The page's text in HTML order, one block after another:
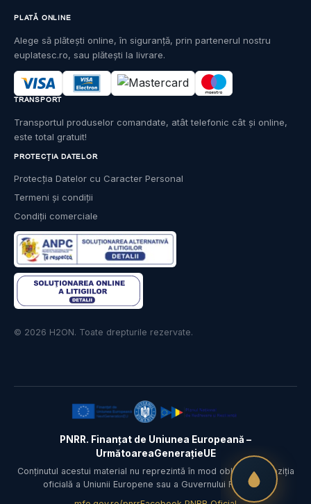
PROTECȚIA DATELOR
Protecția Datelor cu Caracter Personal
Termeni și condiții
Condiții comerciale
© 2026 H2ON. Toate drepturile rezervate.
PLATĂ ONLINE
Alege să plătești online, în siguranță, prin partenerul nostru
euplatesc.ro, sau plătești la livrare.
TRANSPORT
Transportul produselor comandate, atât telefonic cât și online,
este total gratuit!
PNRR. Finanțat de Uniunea Europeană –
UrmătoareaGenerațieUE
Conținutul acestui material nu reprezintă în mod obligatoriu poziția
oficială a Uniunii Europene sau a Guvernului României.